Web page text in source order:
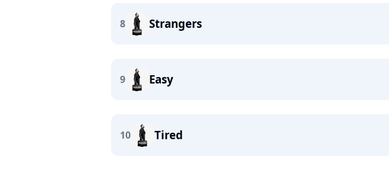
8 Strangers
9 Easy
10 Tired